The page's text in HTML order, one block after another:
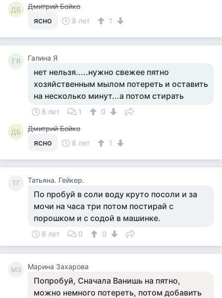
ДБ Дмитрий Бойко
ясно 8 лет 1
ГЯ Галина Я
нет нельзя.....нужно свежее пятно
хозяйственным мылом потереть и оставить
на несколько минут...а потом стирать
8 лет 1 0
ДБ Дмитрий Бойко
ясно 8 лет 1
ТГ Татьяна. Гейкер.
По пробуй в соли воду круто посоли и за
мочи на часа три потом постирай с
порошком и с содой в машинке.
8 лет 0 0
МЗ Марина Захарова
Попробуй, Сначала Ванишь на пятно,
можно немного потереть, потом добавить